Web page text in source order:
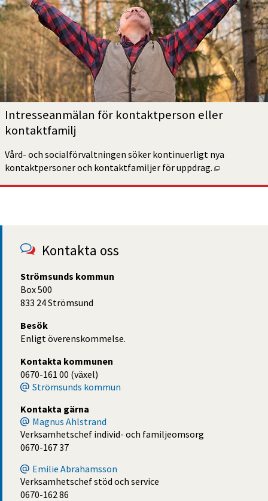
Intresseanmälan för kontaktperson eller
kontaktfamilj
Vård- och socialförvaltningen söker kontinuerligt nya
kontaktpersoner och kontaktfamiljer för uppdrag.
Kontakta oss
Strömsunds kommun
Box 500
833 24 Strömsund
Besök
Enligt överenskommelse.
Kontakta kommunen
0670-161 00 (växel)
Strömsunds kommun
Kontakta gärna
Magnus Ahlstrand
Verksamhetschef individ- och familjeomsorg
0670-167 37
Emilie Abrahamsson
Verksamhetschef stöd och service
0670-162 86